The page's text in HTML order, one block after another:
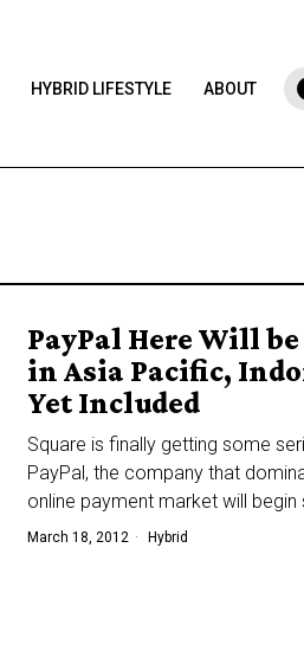
HYBRID LIFESTYLE ABOUT
PayPal Here Will
in Asia Pacific,
Yet Included
Square is finally getting some
PayPal, the company that
online payment market will begin
March 18, 2012 Hybrid